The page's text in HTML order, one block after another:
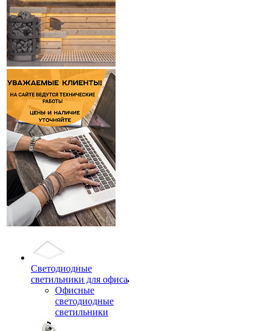
Светодиодные
светильники для офиса
Офисные
светодиодные
светильники